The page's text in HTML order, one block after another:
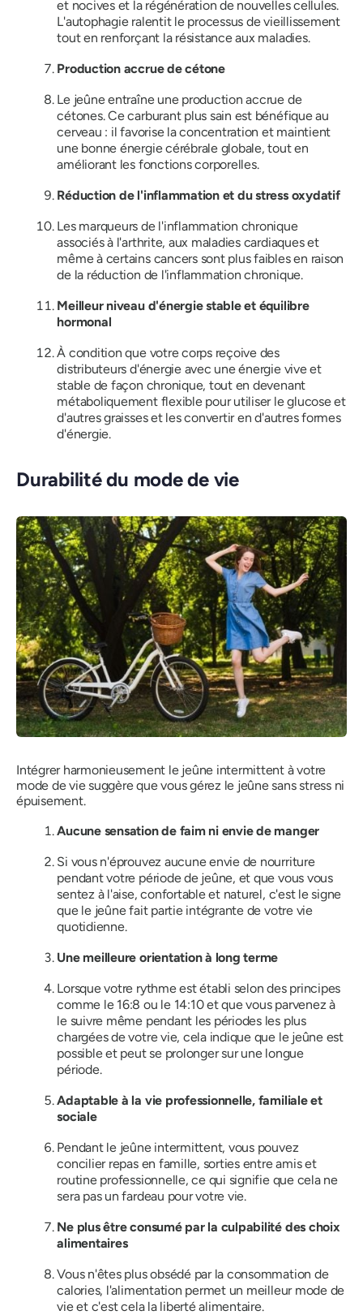
et nocives et la régénération de nouvelles cellules.
L'autophagie ralentit le processus de vieillissement
tout en renforçant la résistance aux maladies.
Production accrue de cétone
Le jeûne entraîne une production accrue de
cétones. Ce carburant plus sain est bénéfique au
cerveau : il favorise la concentration et maintient
une bonne énergie cérébrale globale, tout en
améliorant les fonctions corporelles.
Réduction de l'inflammation et du stress oxydatif
Les marqueurs de l'inflammation chronique
associés à l'arthrite, aux maladies cardiaques et
même à certains cancers sont plus faibles en raison
de la réduction de l'inflammation chronique.
Meilleur niveau d'énergie stable et équilibre
hormonal
À condition que votre corps reçoive des
distributeurs d'énergie avec une énergie vive et
stable de façon chronique, tout en devenant
métaboliquement flexible pour utiliser le glucose et
d'autres graisses et les convertir en d'autres formes
d'énergie.
Durabilité du mode de vie
Intégrer harmonieusement le jeûne intermittent à votre
mode de vie suggère que vous gérez le jeûne sans stress ni
épuisement.
Aucune sensation de faim ni envie de manger
Si vous n'éprouvez aucune envie de nourriture
pendant votre période de jeûne, et que vous vous
sentez à l'aise, confortable et naturel, c'est le signe
que le jeûne fait partie intégrante de votre vie
quotidienne.
Une meilleure orientation à long terme
Lorsque votre rythme est établi selon des principes
comme le 16:8 ou le 14:10 et que vous parvenez à
le suivre même pendant les périodes les plus
chargées de votre vie, cela indique que le jeûne est
possible et peut se prolonger sur une longue
période.
Adaptable à la vie professionnelle, familiale et
sociale
Pendant le jeûne intermittent, vous pouvez
concilier repas en famille, sorties entre amis et
routine professionnelle, ce qui signifie que cela ne
sera pas un fardeau pour votre vie.
Ne plus être consumé par la culpabilité des choix
alimentaires
Vous n'êtes plus obsédé par la consommation de
calories, l'alimentation permet un meilleur mode de
vie et c'est cela la liberté alimentaire.